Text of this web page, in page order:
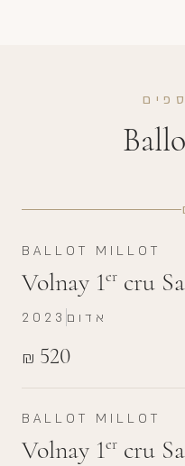
BALLOT MILLOT
Volnay 1er cru
₪ 520
2023 אדום
BALLOT MILLOT
Volnay 1er cru